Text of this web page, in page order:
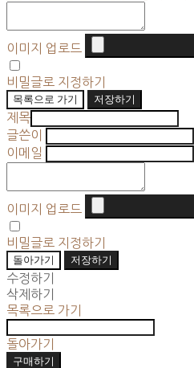
이미지 업로드
비밀글로 지정하기
목록으로 가기
저장하기
제목
글쓴이
이메일
이미지 업로드
비밀글로 지정하기
돌아가기
저장하기
수정하기
삭제하기
목록으로 가기
돌아가기
구매하기